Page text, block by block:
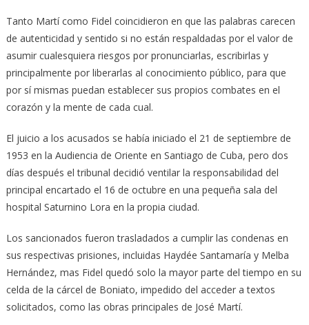
Tanto Martí como Fidel coincidieron en que las palabras carecen
de autenticidad y sentido si no están respaldadas por el valor de
asumir cualesquiera riesgos por pronunciarlas, escribirlas y
principalmente por liberarlas al conocimiento público, para que
por sí mismas puedan establecer sus propios combates en el
corazón y la mente de cada cual.
El juicio a los acusados se había iniciado el 21 de septiembre de
1953 en la Audiencia de Oriente en Santiago de Cuba, pero dos
días después el tribunal decidió ventilar la responsabilidad del
principal encartado el 16 de octubre en una pequeña sala del
hospital Saturnino Lora en la propia ciudad.
Los sancionados fueron trasladados a cumplir las condenas en
sus respectivas prisiones, incluidas Haydée Santamaría y Melba
Hernández, mas Fidel quedó solo la mayor parte del tiempo en su
celda de la cárcel de Boniato, impedido del acceder a textos
solicitados, como las obras principales de José Martí.